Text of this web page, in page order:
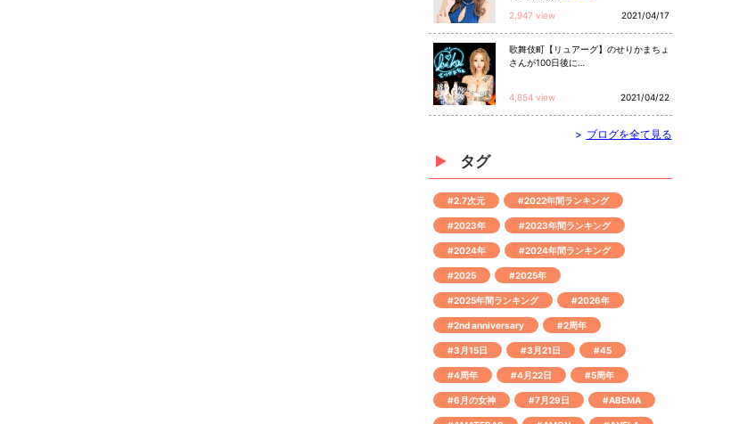
2,947 view
2021/04/17
歌舞伎町【リュアーグ】のせりかまちょ
さんが100日後に…
4,854 view 2021/04/22
> ブログを全て見る
タグ
#2.7次元 #2022年間ランキング
#2023年 #2023年間ランキング
#2024年 #2024年間ランキング
#2025 #2025年
#2025年間ランキング #2026年
#2nd anniversary #2周年
#3月15日 #3月21日 #45
#4周年 #4月22日 #5周年
#6月の女神 #7月29日 #ABEMA